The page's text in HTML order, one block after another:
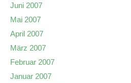
Juni 2007
Mai 2007
April 2007
März 2007
Februar 2007
Januar 2007